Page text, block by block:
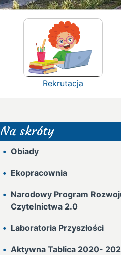
Rekrutacja
Na skróty
Obiady
Ekopracownia
Narodowy Program
Czytelnictwa 2.0
Laboratoria Przyszłości
Aktywna Tablica 2020-